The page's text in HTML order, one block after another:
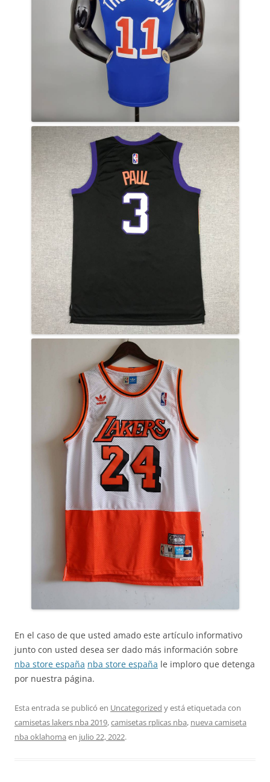
En el caso de que usted amado este artículo informativo
junto con usted desea ser dado más información sobre
nba store españa nba store españa le imploro que detenga
por nuestra página.
Esta entrada se publicó en Uncategorized y está etiquetada con
camisetas lakers nba 2019,camisetas rplicas nba, nueva camiseta
nba oklahoma en julio 22, 2022.